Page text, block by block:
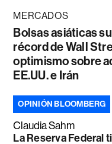
MERCADOS
Bolsas asiáticas
récord de Wall
optimismo sobre
EE.UU. e Irán
OPINIÓN BLOOMBERG
Claudia Sahm
La Reserva Federal